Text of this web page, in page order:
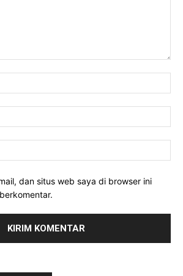
dan situs web saya di browser ini